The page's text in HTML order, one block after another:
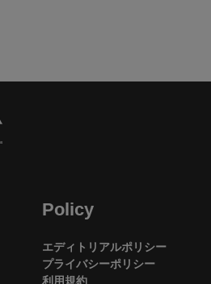
Policy
エディトリアルポリシー
プライバシーポリシー
利用規約